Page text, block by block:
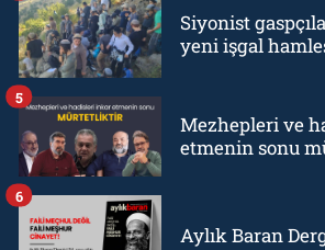
Siyonist
yeni işgal
Mezhepleri ve
etmenin sonu
5
Aylık Baran
6